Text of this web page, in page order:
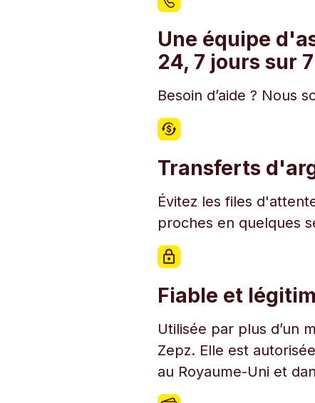
Une équipe
24, 7 jours sur 7
Besoin d’aide ? Nous
Transferts
Évitez les files
proches en quelques
Fiable et
Utilisée par plus d’un
Zepz. Elle est
au Royaume-Uni et